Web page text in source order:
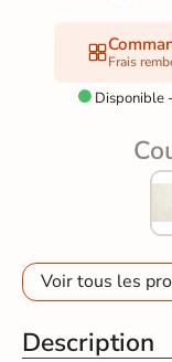
Frais
 Disponible
Voir tous les
Description